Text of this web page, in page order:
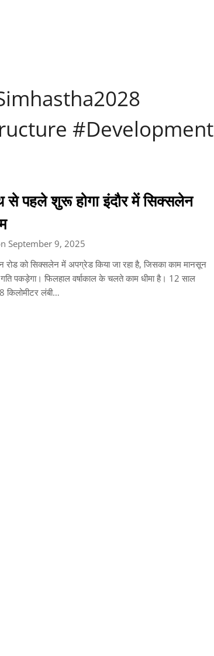
#Development
से पहले शुरू होगा इंदौर में सिक्सलेन
September 9, 2025
रोड को सिक्सलेन में अपग्रेड किया जा रहा है, जिसका काम मानसून
पकड़ेगा। फिलहाल वर्षाकाल के चलते काम धीमा है। 12 साल
किलोमीटर लंबी…